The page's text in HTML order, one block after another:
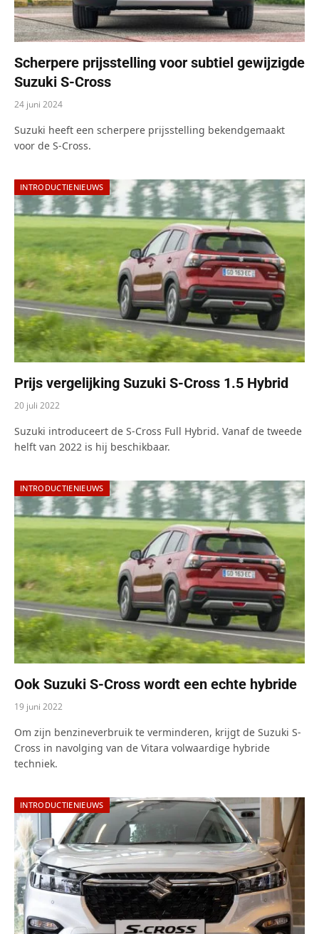
Scherpere prijsstelling voor subtiel gewijzigde
Suzuki S-Cross
24 juni 2024
Suzuki heeft een scherpere prijsstelling bekendgemaakt
voor de S-Cross.
INTRODUCTIENIEUWS
Prijs vergelijking Suzuki S-Cross 1.5 Hybrid
20 juli 2022
Suzuki introduceert de S-Cross Full Hybrid. Vanaf de tweede
helft van 2022 is hij beschikbaar.
INTRODUCTIENIEUWS
Ook Suzuki S-Cross wordt een echte hybride
19 juni 2022
Om zijn benzineverbruik te verminderen, krijgt de Suzuki S-
Cross in navolging van de Vitara volwaardige hybride
techniek.
INTRODUCTIENIEUWS